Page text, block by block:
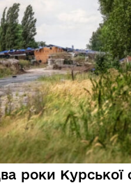
роки Курської